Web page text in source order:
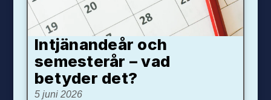
Intjänandeår och
semesterår – vad
betyder det?
5 juni 2026